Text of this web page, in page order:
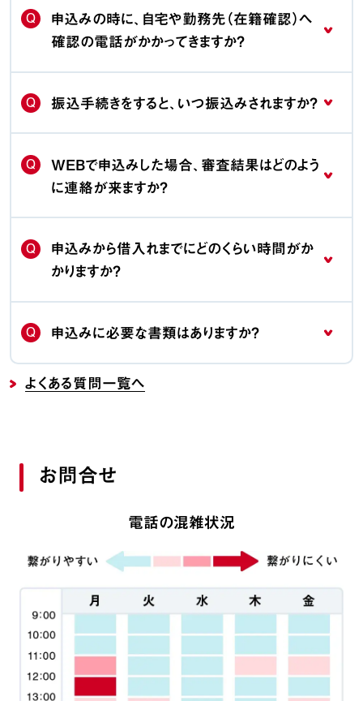
Q
申込みの時に、自宅や勤務先（在籍確認）へ
確認の電話がかかってきますか？
Q 振込手続きをすると、いつ振込みされますか？
Q
WEBで申込みした場合、審査結果はどのよう
に連絡が来ますか？
Q
申込みから借入れまでにどのくらい時間がか
かりますか？
Q 申込みに必要な書類はありますか？
よくある質問一覧へ
お問合せ
電話の混雑状況